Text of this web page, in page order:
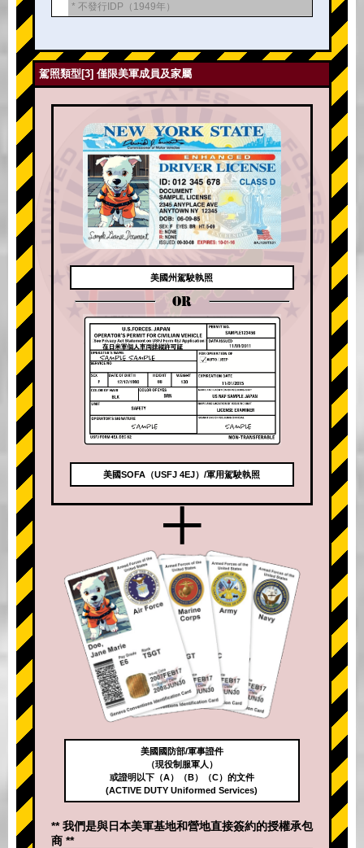
* 不發行IDP（1949年）
駕照類型[3] 僅限美軍成員及家屬
美國州駕駛執照
OR
美國SOFA（USFJ 4EJ）/軍用駕駛執照
+
美國國防部/軍事證件
（現役制服軍人）
或證明以下（A）（B）（C）的文件
(ACTIVE DUTY Uniformed Services)
** 我們是與日本美軍基地和營地直接簽約的授權承包
商 **